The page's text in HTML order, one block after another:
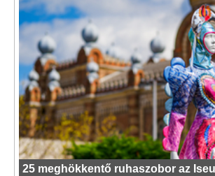
25 meghökkentő ruhaszobor az